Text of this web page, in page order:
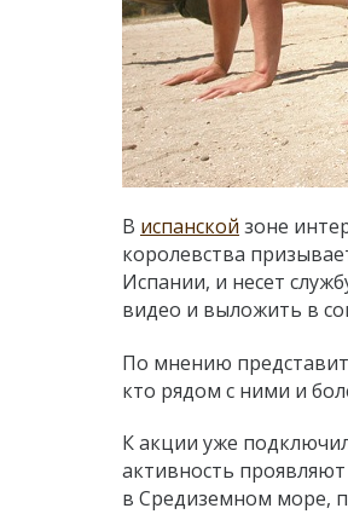
В испанской зоне
королевства
Испании, и несет
видео и выложить в
По мнению
кто рядом с ними и
К акции уже
активность
в Средиземном море,